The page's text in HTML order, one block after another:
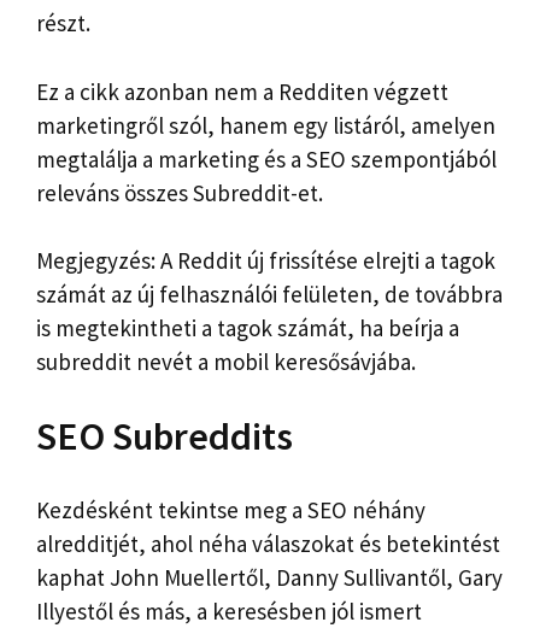
részt.
Ez a cikk azonban nem a Redditen végzett
marketingről szól, hanem egy listáról, amelyen
megtalálja a marketing és a SEO szempontjából
releváns összes Subreddit-et.
Megjegyzés: A Reddit új frissítése elrejti a tagok
számát az új felhasználói felületen, de továbbra
is megtekintheti a tagok számát, ha beírja a
subreddit nevét a mobil keresősávjába.
SEO Subreddits
Kezdésként tekintse meg a SEO néhány
alredditjét, ahol néha válaszokat és betekintést
kaphat John Muellertől, Danny Sullivantől, Gary
Illyestől és más, a keresésben jól ismert